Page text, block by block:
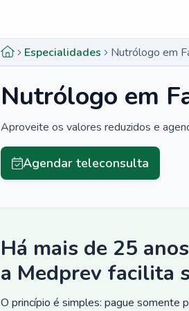
Especialidades Nutrólogo em
Nutrólogo em
Aproveite os valores reduzidos e
Agendar teleconsulta
Há mais de 25 anos
a Medprev facilita
O princípio é simples: pague somente